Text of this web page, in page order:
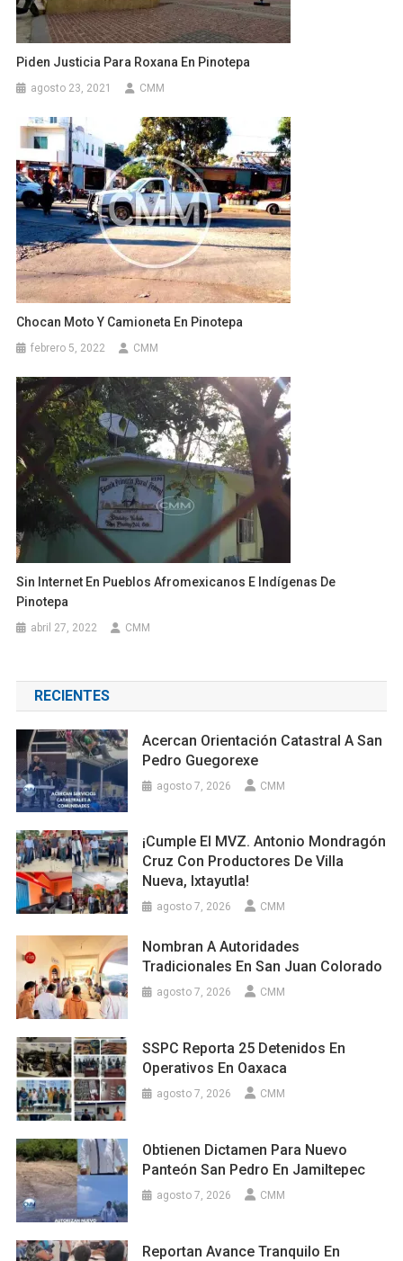
Piden Justicia Para Roxana En Pinotepa
agosto 23, 2021 CMM
Chocan Moto Y Camioneta En Pinotepa
febrero 5, 2022 CMM
Sin Internet En Pueblos Afromexicanos E Indígenas De
Pinotepa
abril 27, 2022 CMM
RECIENTES
Acercan Orientación Catastral A San
Pedro Guegorexe
agosto 7, 2026 CMM
¡Cumple El MVZ. Antonio Mondragón
Cruz Con Productores De Villa
Nueva, Ixtayutla!
agosto 7, 2026 CMM
Nombran A Autoridades
Tradicionales En San Juan Colorado
agosto 7, 2026 CMM
SSPC Reporta 25 Detenidos En
Operativos En Oaxaca
agosto 7, 2026 CMM
Obtienen Dictamen Para Nuevo
Panteón San Pedro En Jamiltepec
agosto 7, 2026 CMM
Reportan Avance Tranquilo En